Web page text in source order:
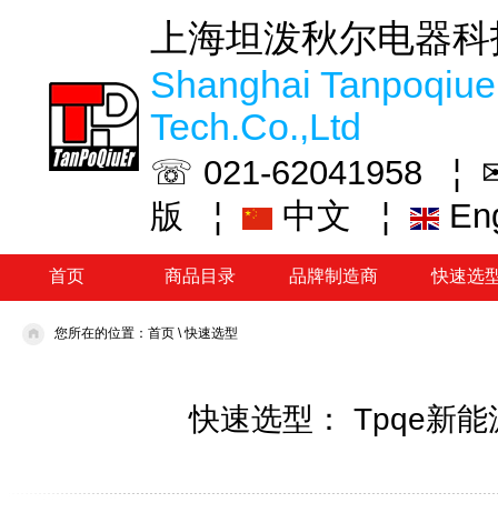
上海坦泼秋尔电器
Shanghai
Tech.Co.,Ltd
☏ 021-62041958 ¦
版
¦ 中文 ¦
首页 商品目录 品牌制造商 快速选
您所在的位置： 首页 \快速选型
快速选型： Tpqe新